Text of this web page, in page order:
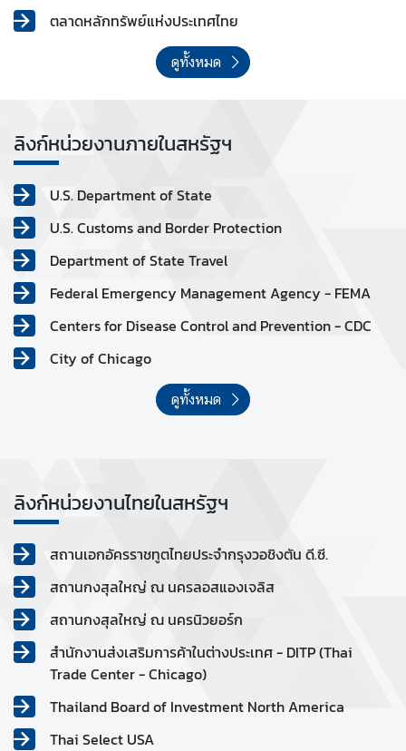
ตลาดหลักทรัพย์แห่งประเทศไทย
ดูทั้งหมด
ลิงก์หน่วยงานภายในสหรัฐฯ
U.S. Department of State
U.S. Customs and Border Protection
Department of State Travel
Federal Emergency Management Agency - FEMA
Centers for Disease Control and Prevention - CDC
City of Chicago
ดูทั้งหมด
ลิงก์หน่วยงานไทยในสหรัฐฯ
สถานเอกอัครราชทูตไทยประจำกรุงวอชิงตัน ดี.ซี.
สถานกงสุลใหญ่ ณ นครลอสแองเจลิส
สถานกงสุลใหญ่ ณ นครนิวยอร์ก
สำนักงานส่งเสริมการค้าในต่างประเทศ - DITP (Thai
Trade Center - Chicago)
Thailand Board of Investment North America
Thai Select USA